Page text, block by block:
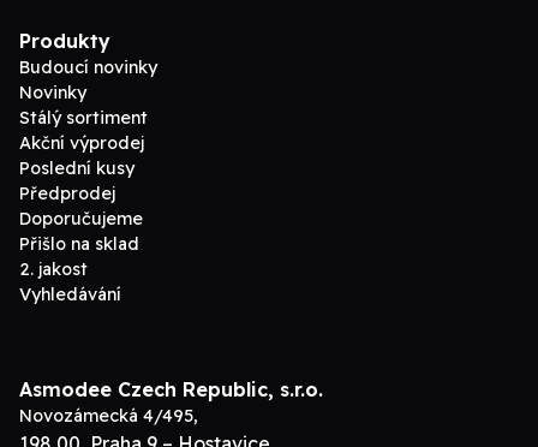
Produkty
Budoucí novinky
Novinky
Stálý sortiment
Akční výprodej
Poslední kusy
Předprodej
Doporučujeme
Přišlo na sklad
2. jakost
Vyhledávání
Asmodee Czech Republic, s.r.o.
Novozámecká 4/495,